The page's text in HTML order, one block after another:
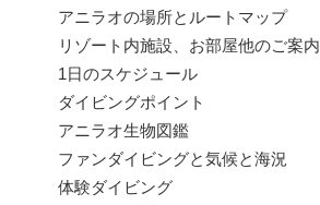
アニラオの場所とルートマップ
リゾート内施設、お部屋他のご案内
1日のスケジュール
ダイビングポイント
アニラオ生物図鑑
ファンダイビングと気候と海況
体験ダイビング